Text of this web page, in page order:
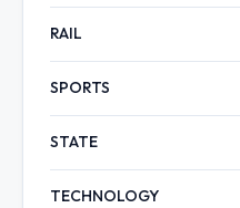
RAIL
SPORTS
STATE
TECHNOLOGY